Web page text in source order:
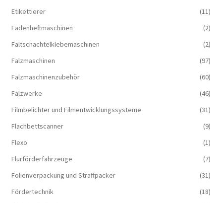
Etikettierer
(11)
Fadenheftmaschinen
(2)
Faltschachtelklebemaschinen
(2)
Falzmaschinen
(97)
Falzmaschinenzubehör
(60)
Falzwerke
(46)
Filmbelichter und Filmentwicklungssysteme
(31)
Flachbettscanner
(9)
Flexo
(1)
Flurförderfahrzeuge
(7)
Folienverpackung und Straffpacker
(31)
Fördertechnik
(18)